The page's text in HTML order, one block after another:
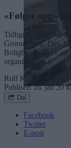
«Følger opp»
Tidligere byråd for
Groruddalen. Den 1.
Boligbyggelags
organisert inn i.
Rolf Kristiansen
Publisert16. jan 20
Del
Facebook
Twitter
E-post